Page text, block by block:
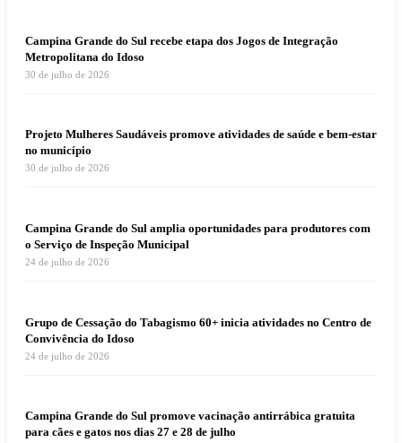
Campina Grande do Sul recebe etapa dos Jogos de Integração
Metropolitana do Idoso
30 de julho de 2026
Projeto Mulheres Saudáveis promove atividades de saúde e bem-estar
no município
30 de julho de 2026
Campina Grande do Sul amplia oportunidades para produtores com
o Serviço de Inspeção Municipal
24 de julho de 2026
Grupo de Cessação do Tabagismo 60+ inicia atividades no Centro de
Convivência do Idoso
24 de julho de 2026
Campina Grande do Sul promove vacinação antirrábica gratuita
para cães e gatos nos dias 27 e 28 de julho